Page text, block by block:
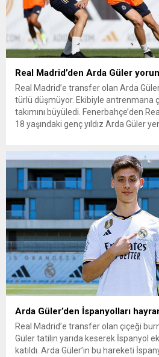
Real Madrid’den Arda Güler
Real Madrid’e transfer olan Arda
türlü düşmüyor. Ekibiyle antrenmana
takımını büyüledi. Fenerbahçe’den
18 yaşındaki genç yıldız Arda Güler
düşmüyor. Real Madrid’in resmi...
Arda Güler’den İspanyolları
Real Madrid’e transfer olan çiçeği
Güler tatilin yarıda keserek İspanyol
katıldı. Arda Güler’in bu hareketi